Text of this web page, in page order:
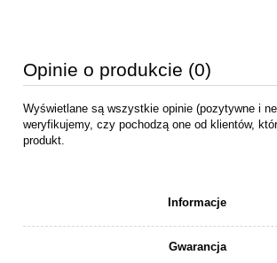
Opinie o produkcie (0)
Wyświetlane są wszystkie opinie (pozytywne i
weryfikujemy, czy pochodzą one od klientów,
produkt.
Informacje
Gwarancja